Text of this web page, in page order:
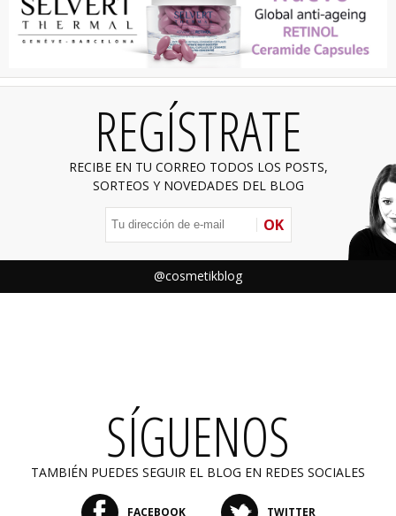
REGÍSTRATE
RECIBE EN TU CORREO TODOS LOS POSTS,
SORTEOS Y NOVEDADES DEL BLOG
OK
@cosmetikblog
SÍGUENOS
TAMBIÉN PUEDES SEGUIR EL BLOG EN REDES SOCIALES
FACEBOOK TWITTER